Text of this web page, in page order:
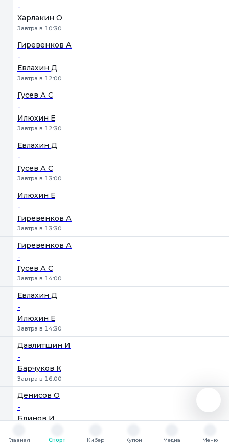
-
Харлакин О
Завтра в 10:30
Гиревенков А
-
Евлахин Д
Завтра в 12:00
Гусев А С
-
Илюхин Е
Завтра в 12:30
Евлахин Д
-
Гусев А С
Завтра в 13:00
Илюхин Е
-
Гиревенков А
Завтра в 13:30
Гиревенков А
-
Гусев А С
Завтра в 14:00
Евлахин Д
-
Илюхин Е
Завтра в 14:30
Давлитшин И
-
Барчуков К
Завтра в 16:00
Денисов О
-
Блинов И
Барчуков К
Главная
Спорт
Кибер
Купон
Медиа
Меню